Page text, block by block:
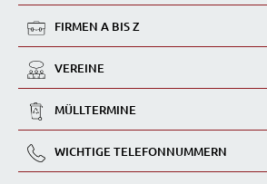
FIRMEN A BIS Z
VEREINE
MÜLLTERMINE
WICHTIGE TELEFONNUMMERN